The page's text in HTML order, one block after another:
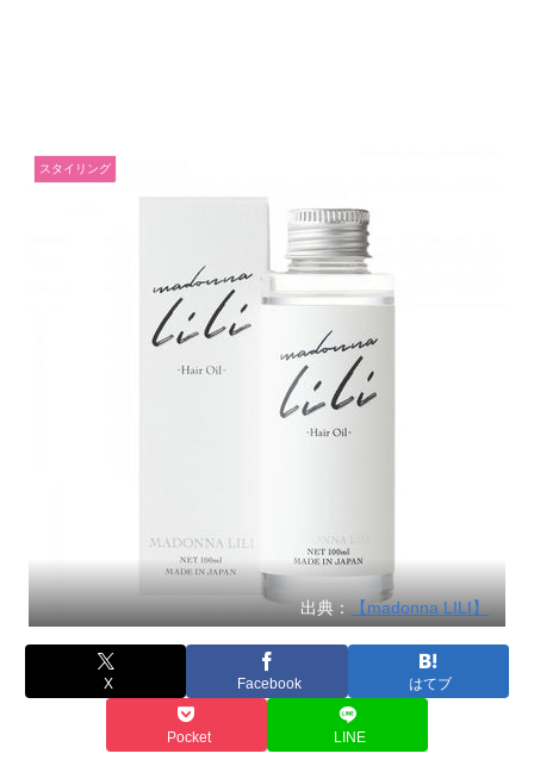
スタイリング
出典：【madonna LILI】
X Facebook はてブ
Pocket LINE